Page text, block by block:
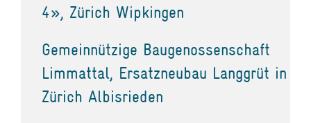
4», Zürich Wipkingen
Gemeinnützige Baugenossenschaft
Limmattal, Ersatzneubau Langgrüt in
Zürich Albisrieden